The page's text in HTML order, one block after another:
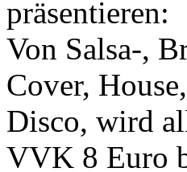
präsentieren:
Von Salsa-,
Cover,
Disco, wird
VVK 8 Euro